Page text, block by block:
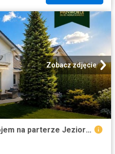
Zobacz zdjęcie
Dom z dodatkowym pokojem na parterze Jezioro ul. Zaciszna, Tuchom